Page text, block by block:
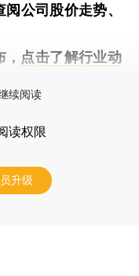
阅公司股价走势、
点击了解行业动
续阅读
读权限
升级